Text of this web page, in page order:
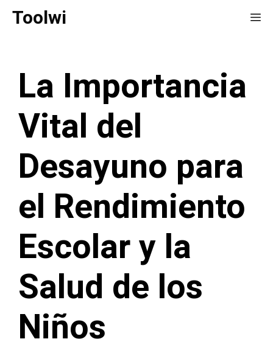
SaltarToolwi
La Importancia
Vital del
Desayuno para
el Rendimiento
Escolar y la
Salud de los
Niños